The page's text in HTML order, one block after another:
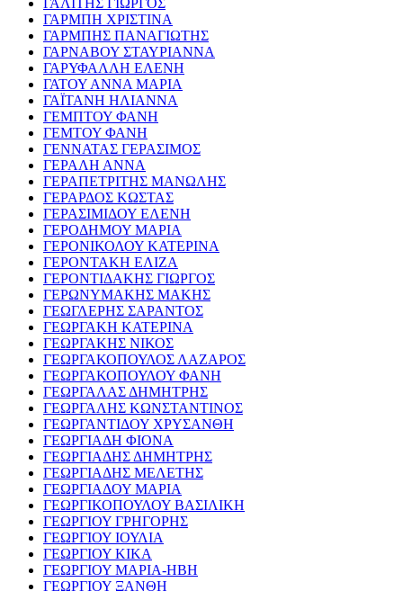
ΓΑΛΙΤΗΣ ΓΙΩΡΓΟΣ
ΓΑΡΜΠΗ ΧΡΙΣΤΙΝΑ
ΓΑΡΜΠΗΣ ΠΑΝΑΓΙΩΤΗΣ
ΓΑΡΝΑΒΟΥ ΣΤΑΥΡΙΑΝΝΑ
ΓΑΡΥΦΑΛΛΗ ΕΛΕΝΗ
ΓΑΤΟΥ ΑΝΝΑ ΜΑΡΙΑ
ΓΑΪΤΑΝΗ ΗΛΙΑΝΝΑ
ΓΕΜΠΤΟΥ ΦΑΝΗ
ΓΕΜΤΟΥ ΦΑΝΗ
ΓΕΝΝΑΤΑΣ ΓΕΡΑΣΙΜΟΣ
ΓΕΡΑΛΗ ΑΝΝΑ
ΓΕΡΑΠΕΤΡΙΤΗΣ ΜΑΝΩΛΗΣ
ΓΕΡΑΡΔΟΣ ΚΩΣΤΑΣ
ΓΕΡΑΣΙΜΙΔΟΥ ΕΛΕΝΗ
ΓΕΡΟΔΗΜΟΥ ΜΑΡΙΑ
ΓΕΡΟΝΙΚΟΛΟΥ ΚΑΤΕΡΙΝΑ
ΓΕΡΟΝΤΑΚΗ ΕΛΙΖΑ
ΓΕΡΟΝΤΙΔΑΚΗΣ ΓΙΩΡΓΟΣ
ΓΕΡΩΝΥΜΑΚΗΣ ΜΑΚΗΣ
ΓΕΩΓΛΕΡΗΣ ΣΑΡΑΝΤΟΣ
ΓΕΩΡΓΑΚΗ ΚΑΤΕΡΙΝΑ
ΓΕΩΡΓΑΚΗΣ ΝΙΚΟΣ
ΓΕΩΡΓΑΚΟΠΟΥΛΟΣ ΛΑΖΑΡΟΣ
ΓΕΩΡΓΑΚΟΠΟΥΛΟΥ ΦΑΝΗ
ΓΕΩΡΓΑΛΑΣ ΔΗΜΗΤΡΗΣ
ΓΕΩΡΓΑΛΗΣ ΚΩΝΣΤΑΝΤΙΝΟΣ
ΓΕΩΡΓΑΝΤΙΔΟΥ ΧΡΥΣΑΝΘΗ
ΓΕΩΡΓΙΑΔΗ ΦΙΟΝΑ
ΓΕΩΡΓΙΑΔΗΣ ΔΗΜΗΤΡΗΣ
ΓΕΩΡΓΙΑΔΗΣ ΜΕΛΕΤΗΣ
ΓΕΩΡΓΙΑΔΟΥ ΜΑΡΙΑ
ΓΕΩΡΓΙΚΟΠΟΥΛΟΥ ΒΑΣΙΛΙΚΗ
ΓΕΩΡΓΙΟΥ ΓΡΗΓΟΡΗΣ
ΓΕΩΡΓΙΟΥ ΙΟΥΛΙΑ
ΓΕΩΡΓΙΟΥ ΚΙΚΑ
ΓΕΩΡΓΙΟΥ ΜΑΡΙΑ-ΗΒΗ
ΓΕΩΡΓΙΟΥ ΞΑΝΘΗ